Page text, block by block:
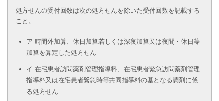
処方せんの受付回数は次の処方せんを除いた受付回数を記載する
こと。
ア 時間外加算、休日加算若しくは深夜加算又は夜間・休日等
加算を算定した処方せん
イ 在宅患者訪問薬剤管理指導料、在宅患者緊急訪問薬剤管理
指導料又は在宅患者緊急時等共同指導料の基となる調剤に係
る処方せん